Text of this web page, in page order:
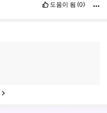
도움이 됨 (0)